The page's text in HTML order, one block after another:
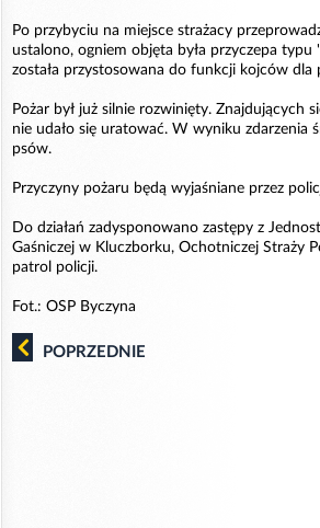
Po przybyciu na miejsce strażacy
ustalono, ogniem objęta była przyczepa typu
została przystosowana do funkcji kojców dla
Pożar był już silnie rozwinięty. Znajdujących
nie udało się uratować. W wyniku zdarzenia
psów.
Przyczyny pożaru będą wyjaśniane przez
Do działań zadysponowano zastępy z
Gaśniczej w Kluczborku, Ochotniczej Straży
patrol policji.
Fot.: OSP Byczyna
POPRZEDNIE